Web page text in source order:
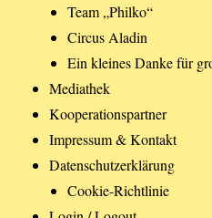
Team „Philko“
Circus Aladin
Ein kleines Danke für
Mediathek
Kooperationspartner
Impressum & Kontakt
Datenschutzerklärung
Cookie-Richtlinie